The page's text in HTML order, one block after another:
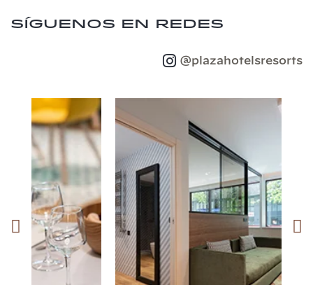
Síguenos en redes
@plazahotelsresorts